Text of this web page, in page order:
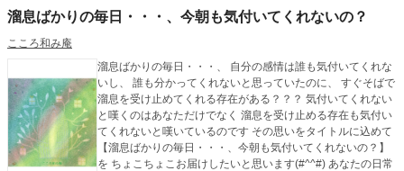
溜息ばかりの毎日・・・、今朝も気付いてくれないの？
こころ和み庵
溜息ばかりの毎日・・・、 自分の感情は誰も気付いてくれな
いし、 誰も分かってくれないと思っていたのに、 すぐそばで
溜息を受け止めてくれる存在がある？？？ 気付いてくれない
と嘆くのはあなただけでなく 溜息を受け止める存在も気付い
てくれないと嘆いているのです その思いをタイトルに込めて
【溜息ばかりの毎日・・・、今朝も気付いてくれないの？】
を ちょこちょこお届けしたいと思います(#^^#) あなたの日常